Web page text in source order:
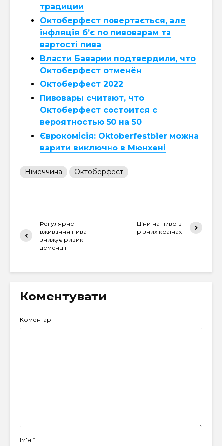
традиции
Октоберфест повертається, але
інфляція б’є по пивоварам та
вартості пива
Власти Баварии подтвердили, что
Октоберфест отменён
Октоберфест 2022
Пивовары считают, что
Октоберфест состоится с
вероятностью 50 на 50
Єврокомісія: Oktoberfestbier можна
варити виключно в Мюнхені
Німеччина Октоберфест
Регулярне
вживання пива
знижує ризик
деменції
Ціни на пиво в
різних країнах
Коментувати
Коментар
Ім'я *